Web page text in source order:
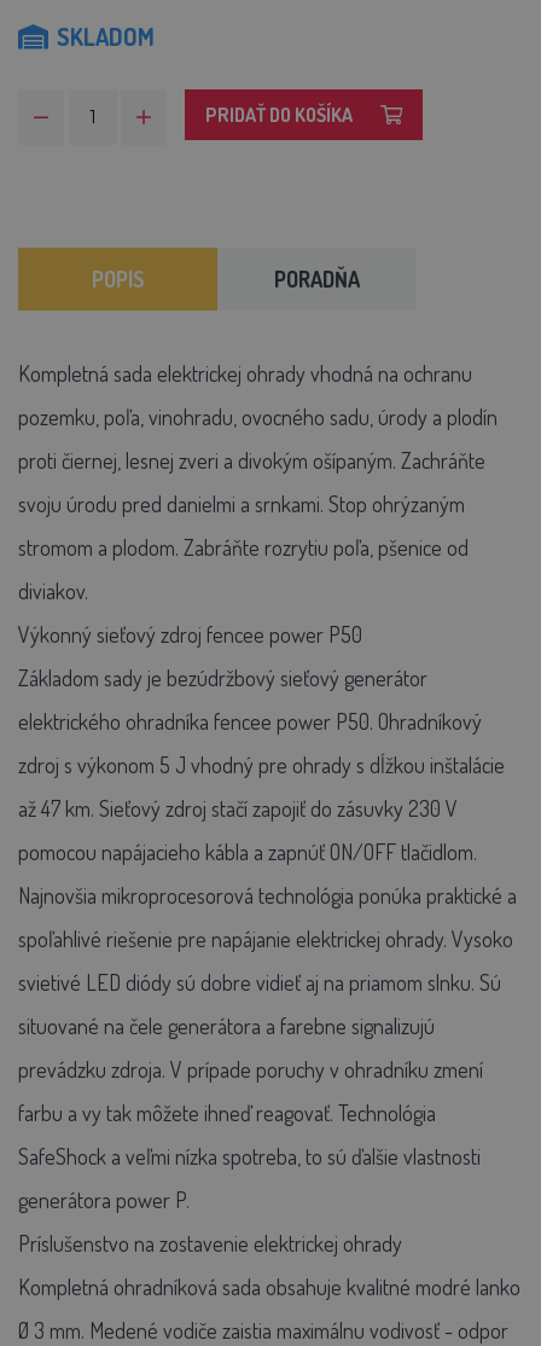
SKLADOM
PRIDAŤ DO KOŠÍKA
POPIS PORADŇA
Kompletná sada elektrickej ohrady vhodná na ochranu
pozemku, poľa, vinohradu, ovocného sadu, úrody a plodín
proti čiernej, lesnej zveri a divokým ošípaným. Zachráňte
svoju úrodu pred danielmi a srnkami. Stop ohrýzaným
stromom a plodom. Zabráňte rozrytiu poľa, pšenice od
diviakov.
Výkonný sieťový zdroj fencee power P50
Základom sady je bezúdržbový sieťový generátor
elektrického ohradníka fencee power P50. Ohradníkový
zdroj s výkonom 5 J vhodný pre ohrady s dĺžkou inštalácie
až 47 km. Sieťový zdroj stačí zapojiť do zásuvky 230 V
pomocou napájacieho kábla a zapnúť ON/OFF tlačidlom.
Najnovšia mikroprocesorová technológia ponúka praktické a
spoľahlivé riešenie pre napájanie elektrickej ohrady. Vysoko
svietivé LED diódy sú dobre vidieť aj na priamom slnku. Sú
situované na čele generátora a farebne signalizujú
prevádzku zdroja. V prípade poruchy v ohradníku zmení
farbu a vy tak môžete ihneď reagovať. Technológia
SafeShock a veľmi nízka spotreba, to sú ďalšie vlastnosti
generátora power P.
Príslušenstvo na zostavenie elektrickej ohrady
Kompletná ohradníková sada obsahuje kvalitné modré lanko
Ø 3 mm. Medené vodiče zaistia maximálnu vodivosť - odpor